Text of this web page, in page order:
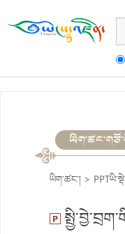
ཡིག་ཚང་། >